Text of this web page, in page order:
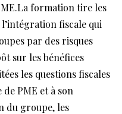
formation tire les
fiscale qui
par des risques
sur les bénéfices
les questions fiscales
PME et à son
du groupe, les